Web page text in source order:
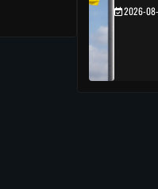
2026-